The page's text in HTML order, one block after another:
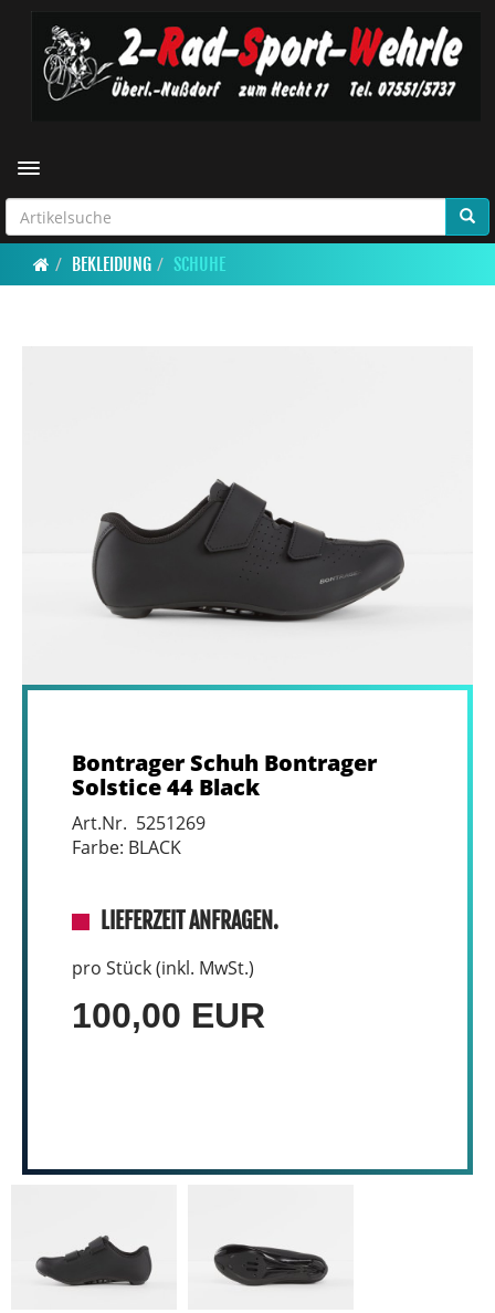
Toggle navigation
BEKLEIDUNG SCHUHE
Bontrager Schuh Bontrager
Solstice 44 Black
Art.Nr. 5251269
Farbe: BLACK
LIEFERZEIT ANFRAGEN.
pro Stück (inkl. MwSt.)
100,00 EUR